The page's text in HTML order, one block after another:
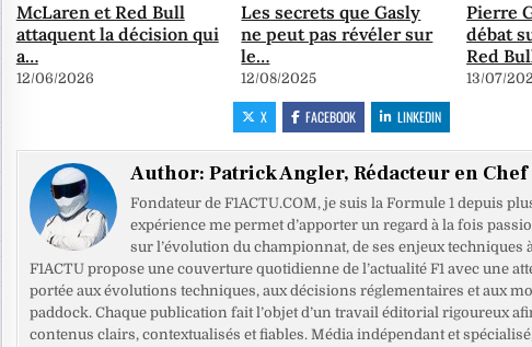
McLaren et Red Bull
attaquent la décision qui
a…
12/06/2026
Les secrets que Gasly
ne peut pas révéler sur
le…
12/08/2025
Pierre
débat
Red
13/07/
X FACEBOOK LINKEDIN
Author: Patrick Angler, Rédacteur en Chef
Fondateur de F1ACTU.COM, je suis la Formule 1 depuis
expérience me permet d’apporter un regard à la fois
sur l’évolution du championnat, de ses enjeux techniques
F1ACTU propose une couverture quotidienne de l’actualité F1 avec une
portée aux évolutions techniques, aux décisions réglementaires et aux
paddock. Chaque publication fait l’objet d’un travail éditorial rigoureux
contenus clairs, contextualisés et fiables. Média indépendant et spécialisé,